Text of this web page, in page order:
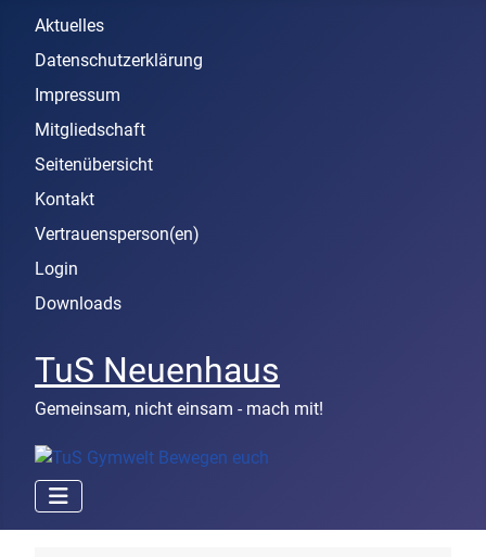
Aktuelles
Datenschutzerklärung
Impressum
Mitgliedschaft
Seitenübersicht
Kontakt
Vertrauensperson(en)
Login
Downloads
TuS Neuenhaus
Gemeinsam, nicht einsam - mach mit!